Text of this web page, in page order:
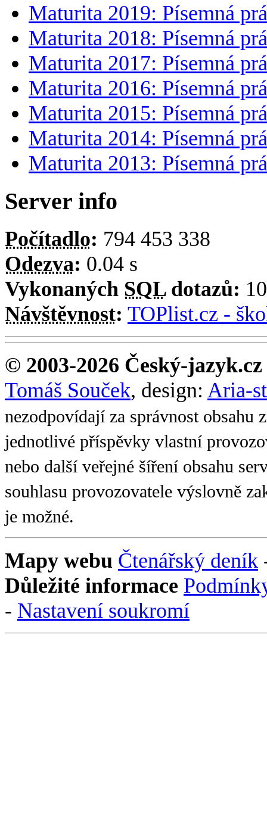
Maturita 2019: Písemná
Maturita 2018: Písemná
Maturita 2017: Písemná
Maturita 2016: Písemná
Maturita 2015: Písemná
Maturita 2014: Písemná
Maturita 2013: Písemná
Server info
Počítadlo: 794 453 338
Odezva: 0.04 s
Vykonaných SQLdotazů: 10
Návštěvnost: TOPlist.cz -
© 2003-2026 Český-jazyk.cz
Tomáš Souček, design: Aria-
nezodpovídají za správnost obsahu
jednotlivé příspěvky vlastní
nebo další veřejné šíření obsahu
souhlasu provozovatele výslovně
je možné.
Mapy webu Čtenářský deník
Důležité informace
- Nastavení soukromí